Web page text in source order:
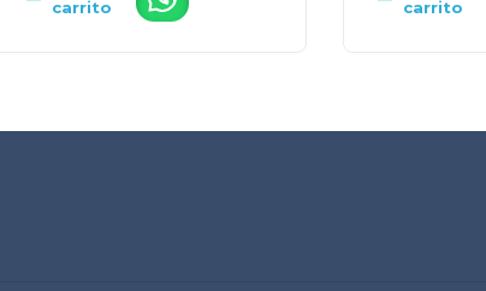
carrito
carrito